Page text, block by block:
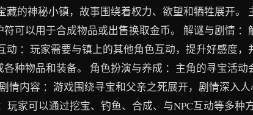
的神秘小镇，故事围绕着权力、欲望和牺牲展开。
可以用于合成物品或出售换取金币。 解谜与剧情
：玩家需要与镇上的其他角色互动，提升好感度，
种物品和装备。 角色扮演与养成 ：主角的寻宝活
内容 ：游戏围绕寻宝和父亲之死展开，剧情深入人
家可以通过挖宝、钓鱼、合成、与NPC互动等多种